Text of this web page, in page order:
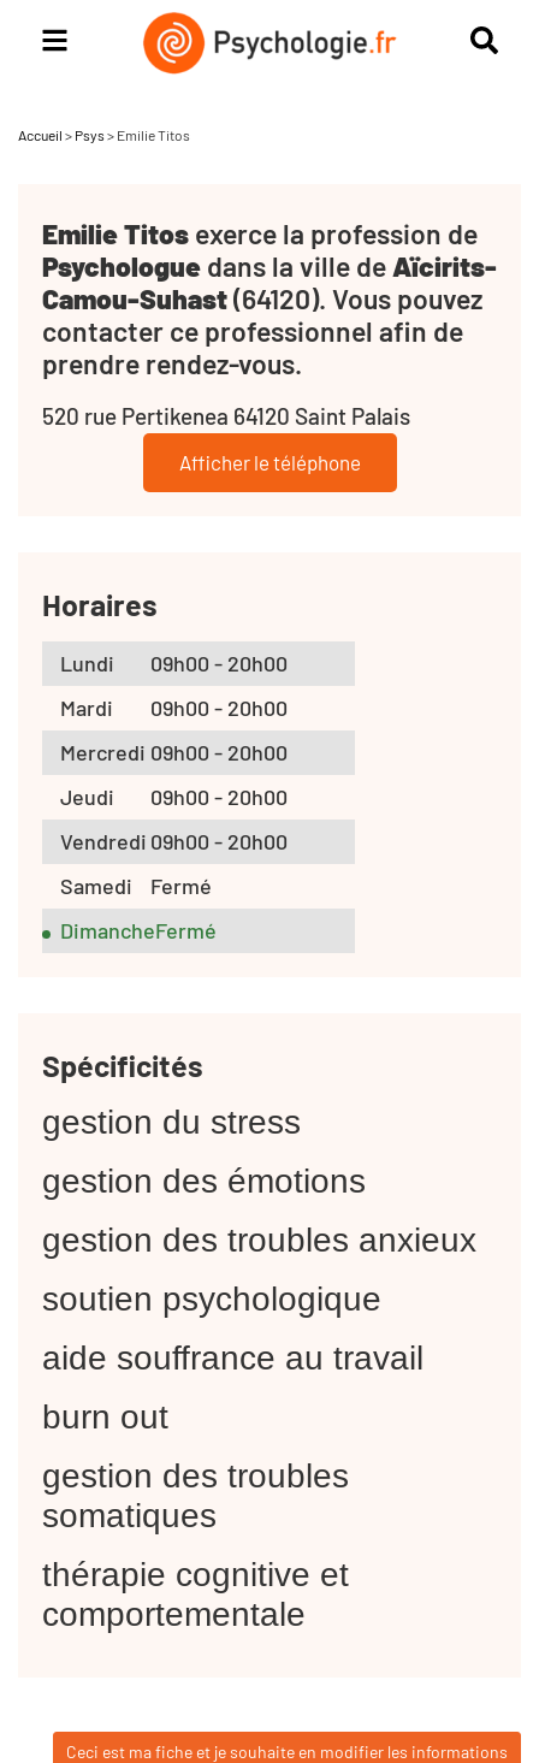
Accueil > Psys > Emilie Titos
Emilie Titos exerce la profession de
Psychologue dans la ville deAïcirits-
Camou-Suhast(64120). Vous pouvez
contacter ce professionnel afin de
prendre rendez-vous.
520 rue Pertikenea 64120 Saint Palais
Afficher le téléphone
Horaires
Lundi
09h00 - 20h00
Mardi
09h00 - 20h00
Mercredi 09h00 - 20h00
Jeudi
09h00 - 20h00
Vendredi 09h00 - 20h00
Samedi
Fermé
DimancheFermé
Spécificités
gestion du stress
gestion des émotions
gestion des troubles anxieux
soutien psychologique
aide souffrance au travail
burn out
gestion des troubles
somatiques
thérapie cognitive et
comportementale
Ceci est ma fiche et je souhaite en modifier les informations